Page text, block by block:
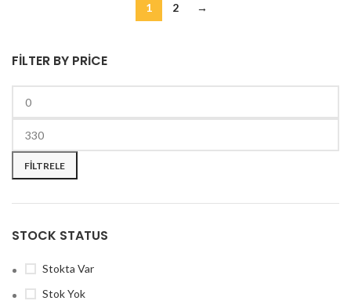
FILTER BY PRICE
FILTRELE
STOCK STATUS
Stokta Var
Stok Yok
1 2 →